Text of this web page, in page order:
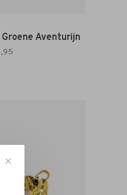
Aventurijn
✕